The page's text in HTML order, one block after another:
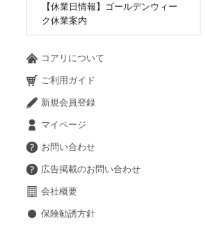
【休業日情報】ゴールデンウィー
ク休業案内
コアリについて
ご利用ガイド
新規会員登録
マイページ
お問い合わせ
広告掲載のお問い合わせ
会社概要
保険勧誘方針